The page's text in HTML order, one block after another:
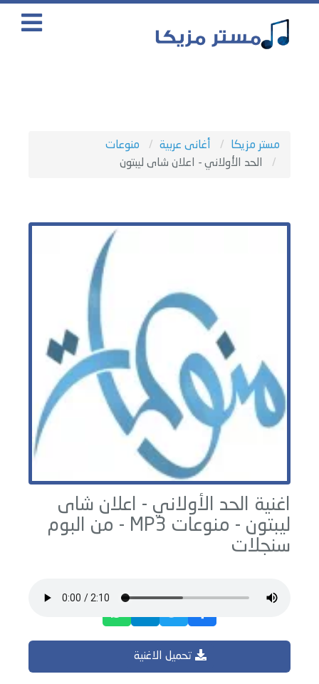
مستر مزيكا أغانى عربية
منوعات
الحد الأولاني - اعلان شاى ليبتون
اغنية الحد الأولاني - اعلان شاى
ليبتون - منوعات
سنجلات
تحميل الاغنية